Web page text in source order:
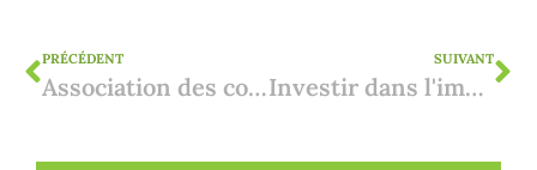
PRÉCÉDENT
Association des copropriétaires : approbation nécessaire pour la location de vacances
SUIVANT
Investir dans l'immobilier catalan devient moins attractif